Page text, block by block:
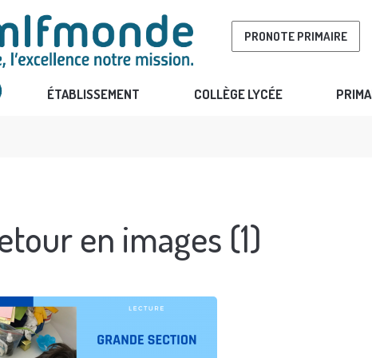
PRONOTE PRIMAIRE
ÉTABLISSEMENT COLLÈGE LYCÉE
en images (1)